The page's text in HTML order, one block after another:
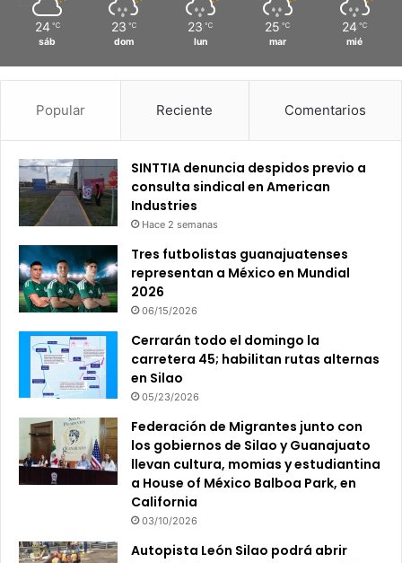
24 ℃
sáb
23 ℃
dom
23 ℃
lun
25 ℃
mar
24 ℃
mié
Popular Reciente Comentarios
SINTTIA denuncia despidos previo a
consulta sindical en American
Industries
Hace 2 semanas
Tres futbolistas guanajuatenses
representan a México en Mundial
2026
06/15/2026
Cerrarán todo el domingo la
carretera 45; habilitan rutas alternas
en Silao
05/23/2026
Federación de Migrantes junto con
los gobiernos de Silao y Guanajuato
llevan cultura, momias y estudiantina
a House of México Balboa Park, en
California
03/10/2026
Autopista León Silao podrá abrir